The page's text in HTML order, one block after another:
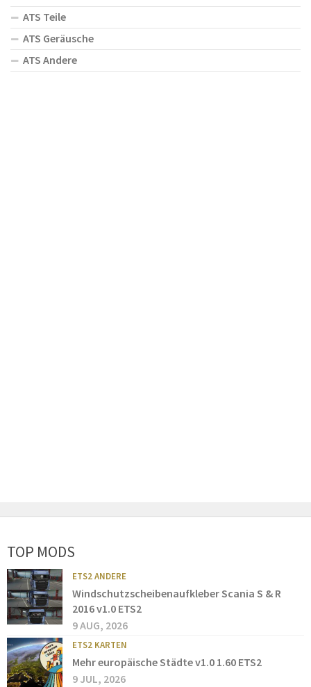
ATS Teile
ATS Geräusche
ATS Andere
TOP MODS
ETS2 ANDERE
Windschutzscheibenaufkleber Scania S & R
2016 v1.0 ETS2
9 AUG, 2026
ETS2 KARTEN
Mehr europäische Städte v1.0 1.60 ETS2
9 JUL, 2026